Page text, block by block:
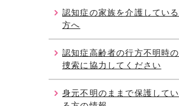
認知症の家族を介護している
方へ
認知症高齢者の行方不明時の
捜索に協力してください
身元不明のままで保護してい